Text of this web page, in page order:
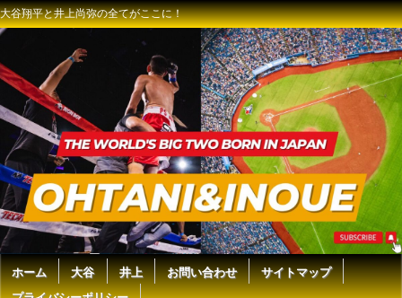
大谷翔平と井上尚弥の全てがここに！
ホーム 大谷 井上 お問い合わせ
サイトマップ